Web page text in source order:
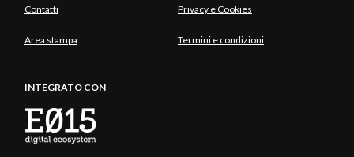
Contatti Privacy e Cookies
Area stampa Termini e condizioni
INTEGRATO CON